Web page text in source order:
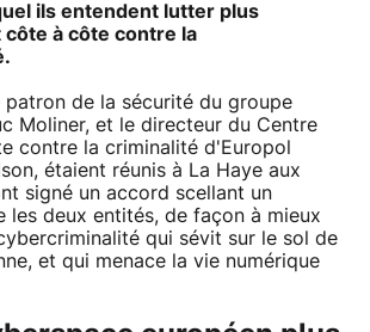
ils entendent lutter plus
à côte contre la
patron de la sécurité du groupe
Moliner, et le directeur du Centre
contre la criminalité d'Europol
étaient réunis à La Haye aux
signé un accord scellant un
les deux entités, de façon à mieux
qui sévit sur le sol de
et qui menace la vie numérique